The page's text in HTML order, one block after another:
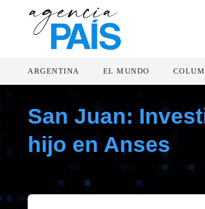
ARGENTINA EL MUNDO
San Juan:
hijo en Anses